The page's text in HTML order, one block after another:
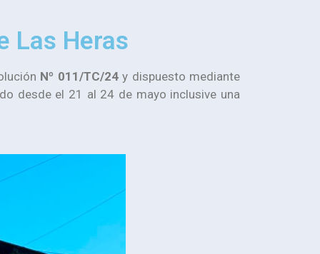
Las Heras
Nº 011/TC/24y dispuesto mediante
desde el 21 al 24 de mayo inclusive una